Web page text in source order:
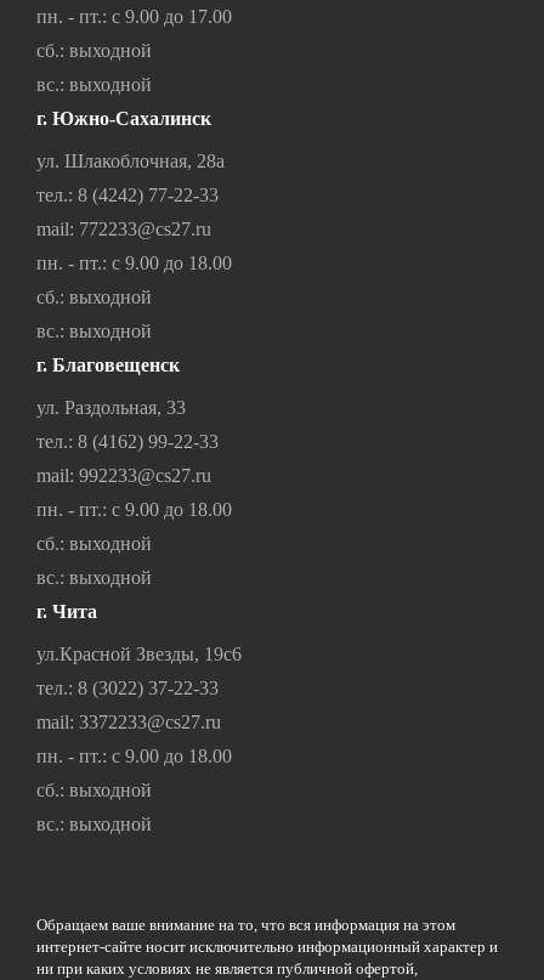
пн. - пт.: с 9.00 до 17.00
сб.: выходной
вс.: выходной
г. Южно-Сахалинск
ул. Шлакоблочная, 28а
тел.: 8 (4242) 77-22-33
mail: 772233@cs27.ru
пн. - пт.: с 9.00 до 18.00
сб.: выходной
вс.: выходной
г. Благовещенск
ул. Раздольная, 33
тел.: 8 (4162) 99-22-33
mail: 992233@cs27.ru
пн. - пт.: с 9.00 до 18.00
сб.: выходной
вс.: выходной
г. Чита
ул.Красной Звезды, 19с6
тел.: 8 (3022) 37-22-33
mail: 3372233@cs27.ru
пн. - пт.: с 9.00 до 18.00
сб.: выходной
вс.: выходной
Обращаем ваше внимание на то, что вся информация на этом
интернет-сайте носит исключительно информационный характер и
ни при каких условиях не является публичной офертой,